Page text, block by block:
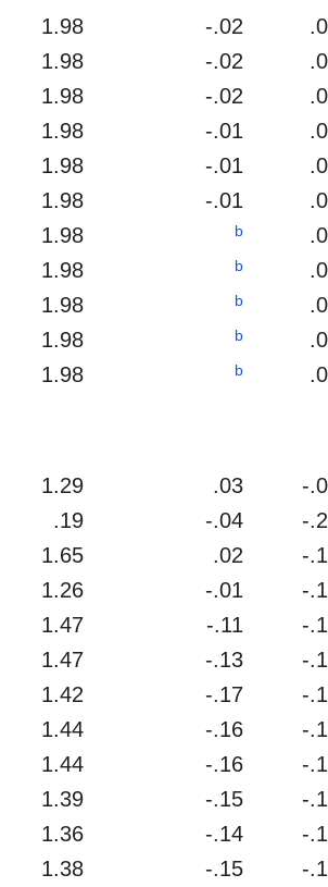
1.98 -.02
1.98 -.02
1.98 -.02
1.98 -.01
1.98 -.01
1.98 -.01
1.98 b
1.98 b
1.98 b
1.98 b
1.98 b
1.29 .03
-
.19 -.04
-
1.65 .02
-
1.26 -.01
-
1.47 -.11
-
1.47 -.13
-
1.42 -.17
-
1.44 -.16
-
1.44 -.16
-
1.39 -.15
-
1.36 -.14
-
1.38 -.15
-